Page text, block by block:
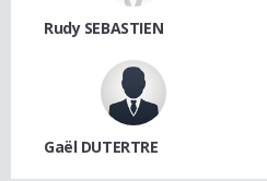
Rudy SEBASTIEN
Gaël DUTERTRE